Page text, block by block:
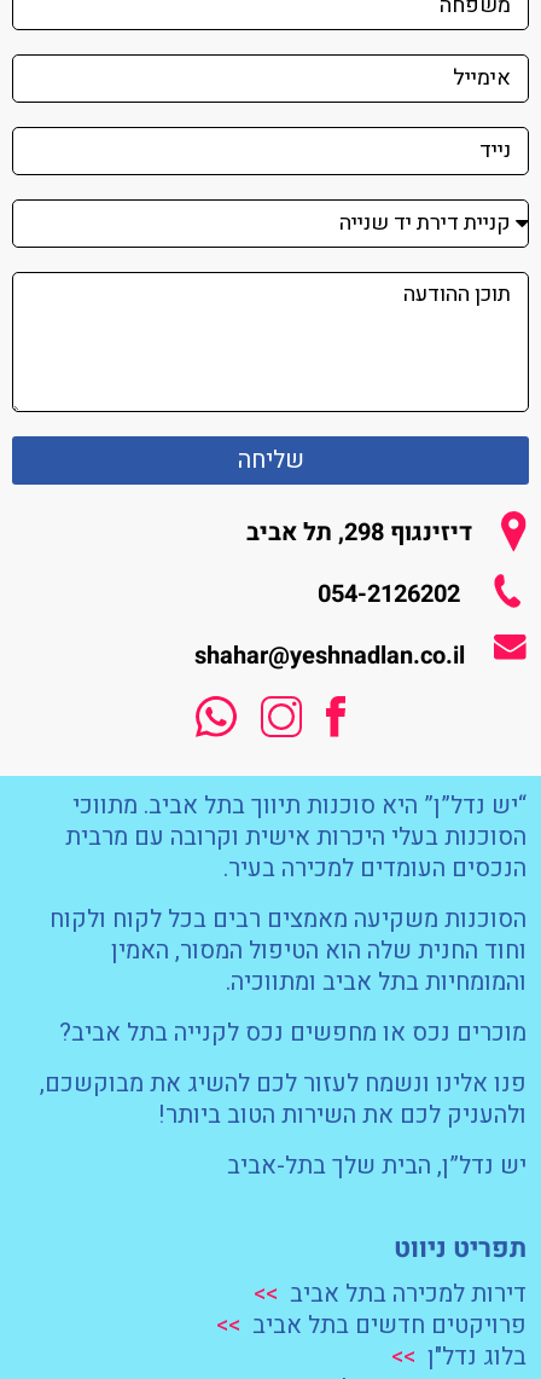
שליחה
דיזינגוף 298, תל אביב
054-2126202
shahar@yeshnadlan.co.il
“יש נדל”ן” היא סוכנות תיווך בתל אביב. מתווכי
הסוכנות בעלי היכרות אישית וקרובה עם מרבית
הנכסים העומדים למכירה בעיר.
הסוכנות משקיעה מאמצים רבים בכל לקוח ולקוח
וחוד החנית שלה הוא הטיפול המסור, האמין
והמומחיות בתל אביב ומתווכיה.
מוכרים נכס או מחפשים נכס לקנייה בתל אביב?
פנו אלינו ונשמח לעזור לכם להשיג את מבוקשכם,
ולהעניק לכם את השירות הטוב ביותר!
יש נדל”ן, הבית שלך בתל-אביב
תפריט ניווט
דירות למכירה בתל אביב >>
פרויקטים חדשים בתל אביב >>
בלוג נדל"ן
>>